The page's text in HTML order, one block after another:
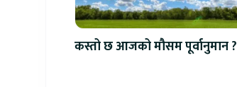
कस्तो छ आजको मौसम पूर्वानुमान ?